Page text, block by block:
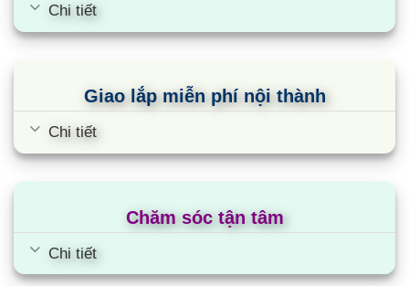
Chi tiết
Giao lắp miễn phí nội thành
Chi tiết
Chăm sóc tận tâm
Chi tiết